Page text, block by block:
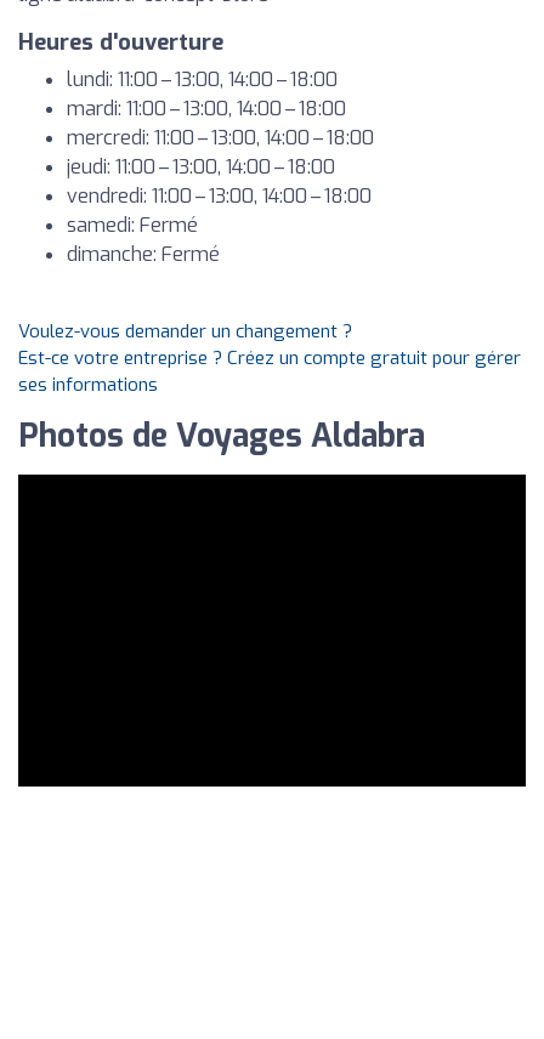
Heures d'ouverture
lundi: 11:00 – 13:00, 14:00 – 18:00
mardi: 11:00 – 13:00, 14:00 – 18:00
mercredi: 11:00 – 13:00, 14:00 – 18:00
jeudi: 11:00 – 13:00, 14:00 – 18:00
vendredi: 11:00 – 13:00, 14:00 – 18:00
samedi: Fermé
dimanche: Fermé
Voulez-vous demander un changement ?
Est-ce votre entreprise ? Créez un compte gratuit pour gérer
ses informations
Photos de Voyages Aldabra